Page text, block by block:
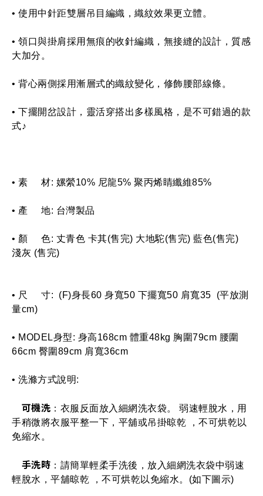
• 使用中針距雙層吊目編織，織紋效果更立體。
• 領口與掛肩採用無痕的收針編織，無接縫的設計，質感
大加分。
• 背心兩側採用漸層式的織紋變化，修飾腰部線條。
• 下擺開岔設計，靈活穿搭出多樣風格，是不可錯過的款
式♪
• 素     材: 嫘縈10% 尼龍5% 聚丙烯睛纖維85%
• 產     地: 台灣製品
• 顏     色: 丈青色 卡其(售完) 大地駝(售完) 藍色(售完)
淺灰 (售完)
• 尺     寸:  (F)身長60 身寬50 下擺寬50 肩寬35  (平放測
量cm)
• MODEL身型: 身高168cm 體重48kg 胸圍79cm 腰圍
66cm 臀圍89cm 肩寬36cm
• 洗滌方式說明:
可機洗 ：衣服反面放入細網洗衣袋。 弱速輕脫水，用
手稍微將衣服平整一下，平舖或吊掛晾乾 ，不可烘乾以
免縮水。
手洗時 ：請簡單輕柔手洗後，放入細網洗衣袋中弱速
輕脫水，平舖晾乾 ，不可烘乾以免縮水。(如下圖示)